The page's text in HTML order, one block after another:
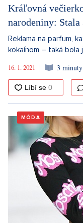
Kráľovná
narodeniny: Stala
Reklama na parfum,
kokaínom – taká bola
16. 1. 2021
3 minuty
MÓDA